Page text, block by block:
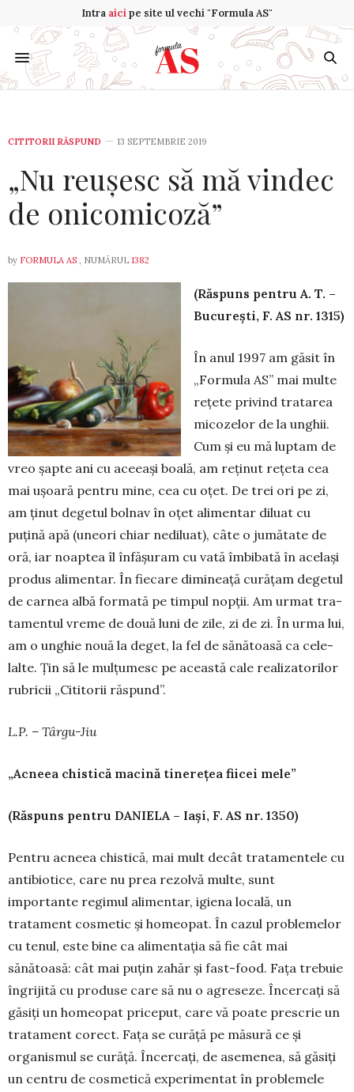
Intra aicipe site ul vechi "Formula AS"
CITITORII RĂSPUND 13 SEPTEMBRIE 2019
„Nu reuşesc să mă vindec
de onicomicoză”
by FORMULA AS , NUMĂRUL 1382
(Răspuns pentru A. T. –
Bucureşti, F. AS nr. 1315)
În anul 1997 am găsit în
„Formula AS” mai multe
rețete privind tratarea
micozelor de la unghii.
Cum și eu mă luptam de
vreo șapte ani cu aceeași boală, am reținut rețeta cea
mai ușoară pentru mine, cea cu oțet. De trei ori pe zi,
am ținut degetul bolnav în oțet alimentar diluat cu
puțină apă (uneori chiar nediluat), câte o jumătate de
oră, iar noaptea îl înfășuram cu vată îmbibată în același
produs alimentar. În fiecare dimineață curățam degetul
de carnea albă formată pe timpul nopții. Am urmat tra­
tamentul vreme de două luni de zile, zi de zi. În urma lui,
am o unghie nouă la deget, la fel de sănătoasă ca cele­
lalte. Țin să le mulțumesc pe această cale realizatorilor
rubricii „Cititorii răspund”.
L.P. – Târgu-Jiu
„Acneea chistică macină tinerețea fiicei mele”
(Răspuns pentru DANIELA – Iași, F. AS nr. 1350)
Pentru acneea chistică, mai mult decât trata­mentele cu
antibiotice, care nu prea rezolvă mul­te, sunt
importante regimul alimentar, igiena lo­cală, un
tratament cosmetic și homeopat. În cazul problemelor
cu tenul, este bine ca alimentația să fie cât mai
sănătoasă: cât mai puțin zahăr și fast-food. Fața trebuie
îngrijită cu produse care să nu o agreseze. Încercați să
găsiți un homeopat pri­ceput, care vă poate prescrie un
tratament corect. Fața se curăță pe măsură ce și
organismul se curăță. Încercați, de asemenea, să găsiți
un centru de cosmetică experimentat în problemele